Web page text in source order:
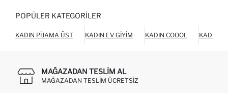
POPÜLER KATEGORILER
KADIN PIJAMA ÜST KADIN EV GIYIM KADIN COOOL KADIN
MAĞAZADAN TESLIM AL
MAĞAZADAN TESLIM ÜCRETSIZ